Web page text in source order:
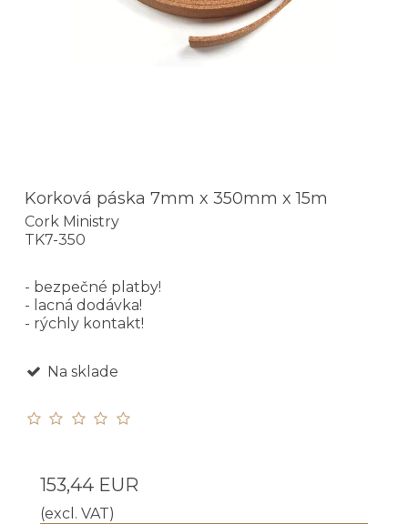
Korková páska 7mm x 350mm x 15m
Cork Ministry
TK7-350
- bezpečné platby!
- lacná dodávka!
- rýchly kontakt!
Na sklade
153,44 EUR
(excl. VAT)